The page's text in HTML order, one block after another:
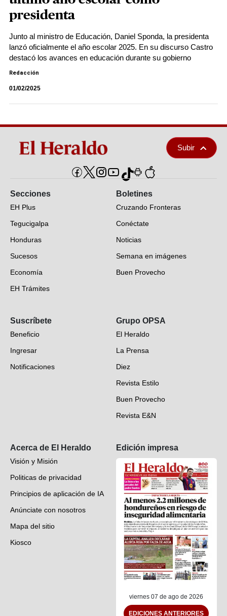
presidenta
Junto al ministro de Educación, Daniel Sponda, la presidenta
lanzó oficialmente el año escolar 2025. En su discurso Castro
destacó los avances en educación durante su gobierno
Redacción
01/02/2025
Subir
Secciones
EH Plus
Tegucigalpa
Honduras
Sucesos
Economía
EH Trámites
EH Verifica
Fotogalerías
Deportes
Videos
Boletines
Cruzando Fronteras
Conéctate
Noticias
Semana en imágenes
Buen Provecho
Suscríbete
Beneficio
Ingresar
Notificaciones
Grupo OPSA
El Heraldo
La Prensa
Diez
Revista Estilo
Buen Provecho
Revista E&N
Acerca de El Heraldo
Visión y Misión
Politicas de privacidad
Principios de aplicación de IA
Anúnciate con nosotros
Mapa del sitio
Kiosco
Edición impresa
viernes 07 de ago de 2026
EDICIONES ANTERIORES